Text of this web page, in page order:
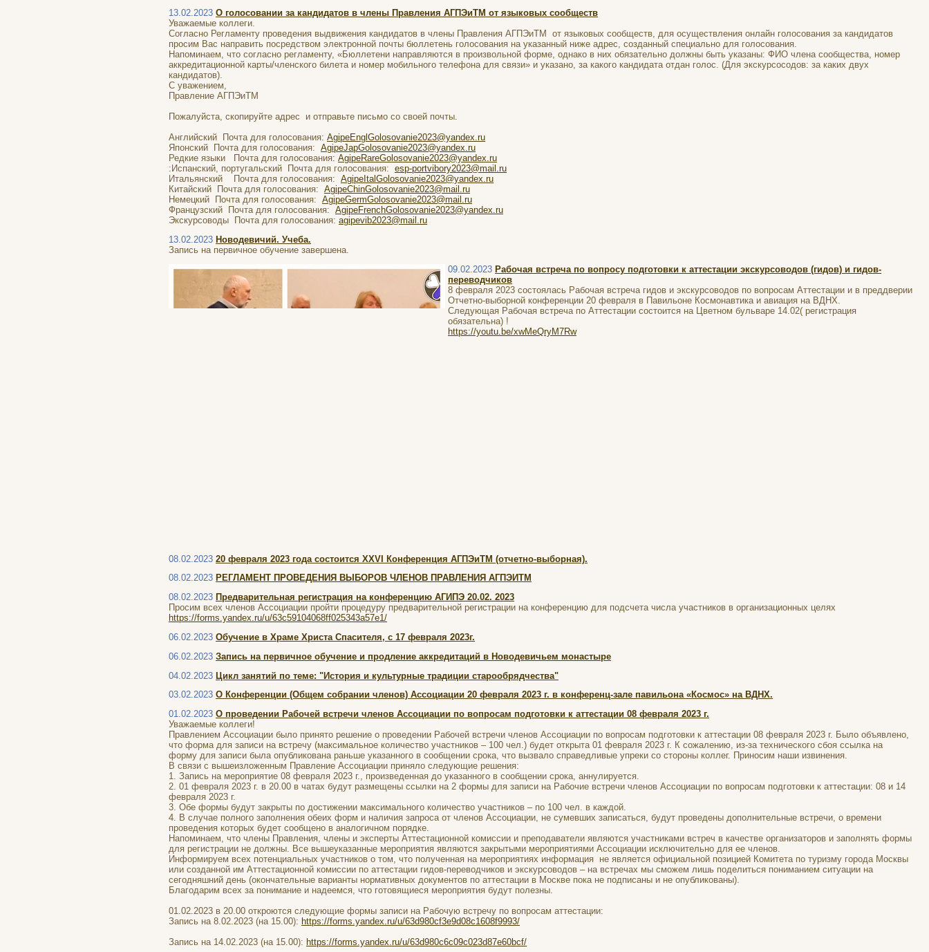
13.02.2023 О голосовании за кандидатов в члены Правления АГПЭиТМ от языковых сообществ
Уважаемые коллеги.
Согласно Регламенту проведения выдвижения кандидатов в члены Правления АГПЭиТМ от языковых сообществ, для осуществления онлайн голосования за кандидатов
просим Вас направить посредством электронной почты бюллетень голосования на указанный ниже адрес, созданный специально для голосования.
Напоминаем, что согласно регламенту, «Бюллетени направляются в произвольной форме, однако в них обязательно должны быть указаны: ФИО члена сообщества, номер
аккредитационной карты/членского билета и номер мобильного телефона для связи» и указано, за какого кандидата отдан голос. (Для экскурсосодов: за каких двух
кандидатов).
С уважением,
Правление АГПЭиТМ
Пожалуйста, скопируйте адрес и отправьте письмо со своей почты.
Английский Почта для голосования: AgipeEnglGolosovanie2023@yandex.ru
Японский Почта для голосования: AgipeJapGolosovanie2023@yandex.ru
Редкие языки Почта для голосования: AgipeRareGolosovanie2023@yandex.ru
:Испанский, португальский Почта для голосования: esp-portvibory2023@mail.ru
Итальянский Почта для голосования: AgipeItalGolosovanie2023@yandex.ru
Китайский Почта для голосования: AgipeChinGolosovanie2023@mail.ru
Немецкий Почта для голосования: AgipeGermGolosovanie2023@mail.ru
Французский Почта для голосования: AgipeFrenchGolosovanie2023@yandex.ru
Экскурсоводы Почта для голосования: agipevib2023@mail.ru
13.02.2023 Новодевичий. Учеба.
Запись на первичное обучение завершена.
09.02.2023 Рабочая встреча по вопросу подготовки к аттестации экскурсоводов (гидов) и гидов-
переводчиков
8 февраля 2023 состоялась Рабочая встреча гидов и экскурсоводов по вопросам Аттестации и в преддверии
Отчетно-выборной конференции 20 февраля в Павильоне Космонавтика и авиация на ВДНХ.
Следующая Рабочая встреча по Аттестации состоится на Цветном бульваре 14.02( регистрация
обязательна) !
https://youtu.be/xwMeQryM7Rw
08.02.2023 20 февраля 2023 года состоится ​XXVI​ Конференция АГПЭиТМ (отчетно-выборная).
08.02.2023 РЕГЛАМЕНТ ПРОВЕДЕНИЯ ВЫБОРОВ ЧЛЕНОВ ПРАВЛЕНИЯ АГПЭИТМ
08.02.2023 Предварительная регистрация на конференцию АГИПЭ 20.02. 2023
Просим всех членов Ассоциации пройти процедуру предварительной регистрации на конференцию для подсчета числа участников в организационных целях
https://forms.yandex.ru/u/63c59104068ff025343a57e1/
06.02.2023 Обучение в Храме Христа Спасителя, с 17 февраля 2023г.
06.02.2023 Запись на первичное обучение и продление аккредитаций в Новодевичьем монастыре
04.02.2023 Цикл занятий по теме: "История и культурные традиции старообрядчества"
03.02.2023 О Конференции (Общем собрании членов) Ассоциации 20 февраля 2023 г. в конференц-зале павильона «Космос» на ВДНХ.
01.02.2023 О проведении Рабочей встречи членов Ассоциации по вопросам подготовки к аттестации 08 февраля 2023 г.
Уважаемые коллеги!
Правлением Ассоциации было принято решение о проведении Рабочей встречи членов Ассоциации по вопросам подготовки к аттестации 08 февраля 2023 г. Было объявлено,
что форма для записи на встречу (максимальное количество участников – 100 чел.) будет открыта 01 февраля 2023 г. К сожалению, из-за технического сбоя ссылка на
форму для записи была опубликована раньше указанного в сообщении срока, что вызвало справедливые упреки со стороны коллег. Приносим наши извинения.
В связи с вышеизложенным Правление Ассоциации приняло следующие решения:
1. Запись на мероприятие 08 февраля 2023 г., произведенная до указанного в сообщении срока, аннулируется.
2. 01 февраля 2023 г. в 20.00 в чатах будут размещены ссылки на 2 формы для записи на Рабочие встречи членов Ассоциации по вопросам подготовки к аттестации: 08 и 14
февраля 2023 г.
3. Обе формы будут закрыты по достижении максимального количество участников – по 100 чел. в каждой.
4. В случае полного заполнения обеих форм и наличия запроса от членов Ассоциации, не сумевших записаться, будут проведены дополнительные встречи, о времени
проведения которых будет сообщено в аналогичном порядке.
Напоминаем, что члены Правления, члены и эксперты Аттестационной комиссии и преподаватели являются участниками встреч в качестве организаторов и заполнять формы
для регистрации не должны. Все вышеуказанные мероприятия являются закрытыми мероприятиями Ассоциации исключительно для ее членов.
Информируем всех потенциальных участников о том, что полученная на мероприятиях информация не является официальной позицией Комитета по туризму города Москвы
или созданной им Аттестационной комиссии по аттестации гидов-переводчиков и экскурсоводов – на встречах мы сможем лишь поделиться пониманием ситуации на
сегодняшний день (окончательные варианты нормативных документов по аттестации в Москве пока не подписаны и не опубликованы).
Благодарим всех за понимание и надеемся, что готовящиеся мероприятия будут полезны.
01.02.2023 в 20.00 откроются следующие формы записи на Рабочую встречу по вопросам аттестации:
Запись на 8.02.2023 (на 15.00): https://forms.yandex.ru/u/63d980cf3e9d08c1608f9993/
Запись на 14.02.2023 (на 15.00): https://forms.yandex.ru/u/63d980c6c09c023d87e60bcf/